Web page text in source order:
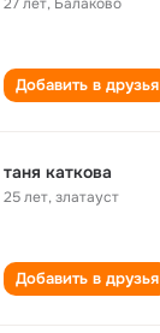
Добавить в друзья
таня каткова
25 лет,златауст
Добавить в друзья